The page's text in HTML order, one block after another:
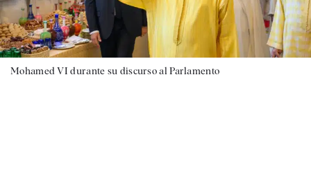
Mohamed VI durante su discurso al Parlamento